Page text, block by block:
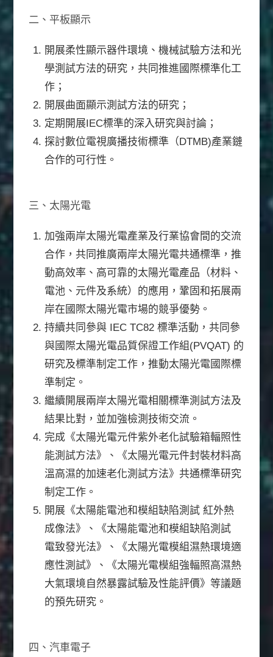
二、平板顯示
開展柔性顯示器件環境、機械試驗方法和光
學測試方法的研究，共同推進國際標準化工
作；
開展曲面顯示測試方法的研究；
定期開展IEC標準的深入研究與討論；
探討數位電視廣播技術標準（DTMB)產業鏈
合作的可行性。
三、太陽光電
加強兩岸太陽光電產業及行業協會間的交流
合作，共同推廣兩岸太陽光電共通標準，推
動高效率、高可靠的太陽光電產品（材料、
電池、元件及系統）的應用，鞏固和拓展兩
岸在國際太陽光電市場的競爭優勢。
持續共同參與 IEC TC82 標準活動，共同參
與國際太陽光電品質保證工作組(PVQAT) 的
研究及標準制定工作，推動太陽光電國際標
準制定。
繼續開展兩岸太陽光電相關標準測試方法及
結果比對，並加強檢測技術交流。
完成《太陽光電元件紫外老化試驗箱輻照性
能測試方法》、《太陽光電元件封裝材料高
溫高濕的加速老化測試方法》共通標準研究
制定工作。
開展《太陽能電池和模組缺陷測試 紅外熱
成像法》、《太陽能電池和模組缺陷測試
電致發光法》、《太陽光電模組濕熱環境適
應性測試》、《太陽光電模組強輻照高濕熱
大氣環境自然暴露試驗及性能評價》等議題
的預先研究。
四、汽車電子